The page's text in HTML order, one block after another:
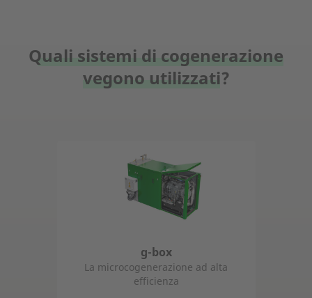
Quali sistemi di cogenerazione
vegono utilizzati?
g-box
La microcogenerazione ad alta
efficienza